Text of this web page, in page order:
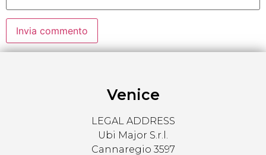
Venice
LEGAL ADDRESS
Ubi Major S.r.l.
Cannaregio 3597